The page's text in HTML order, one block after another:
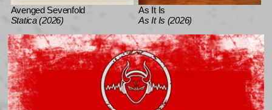
Avenged Sevenfold
Statica (2026)
As It Is
As It Is (2026)